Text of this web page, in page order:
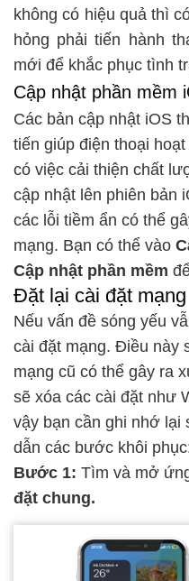
không có hiệu quả thì
hỏng phải tiến hành
mới để khắc phục tình
Cập nhật phần mềm
Các bản cập nhật iOS
tiến giúp điện thoại
có việc cải thiện chất
cập nhật lên phiên bản
các lỗi tiềm ẩn có thể
mạng. Bạn có thể vào
Cập nhật phần mềm
Đặt lại cài đặt mạng
Nếu vấn đề sóng yếu
cài đặt mạng. Điều này
mạng cũ có thể gây ra
sẽ xóa các cài đặt như
vậy bạn cần ghi nhớ
dẫn các bước khôi
Bước 1: Tìm và mở
đặt chung.